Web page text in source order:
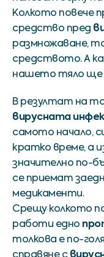
Колкото повече
средство пред
размножаване,
средството. А
нашето тяло ще
В резултат на
вирусната
самото начало,
кратко време, а
значително по-
се приемат
медикаменти.
Срещу колкото
работи едно
толкова е по-